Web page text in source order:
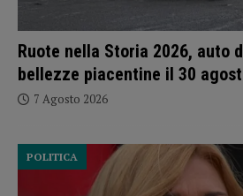
Ruote nella Storia 2026, auto
bellezze piacentine il 30
7 Agosto 2026
POLITICA